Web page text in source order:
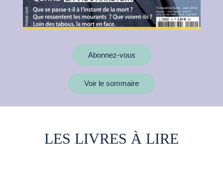
Abonnez-vous
Voir le sommaire
LES LIVRES À LIRE